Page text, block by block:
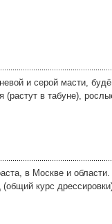
и серой масти,
в табуне),
в Москве и
курс